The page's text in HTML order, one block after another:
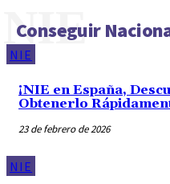
Conseguir
NIE
NIE
¡NIE en España,
Obtenerlo
23 de febrero de 2026
NIE